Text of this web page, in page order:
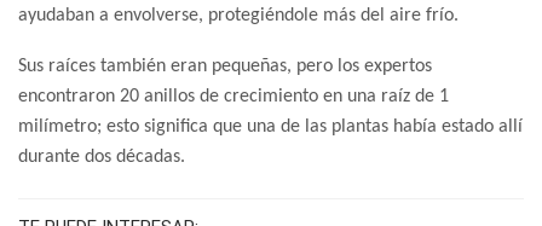
ayudaban a envolverse, protegiéndole más del aire frío.
Sus raíces también eran pequeñas, pero los expertos
encontraron 20 anillos de crecimiento en una raíz de 1
milímetro; esto significa que una de las plantas había estado allí
durante dos décadas.